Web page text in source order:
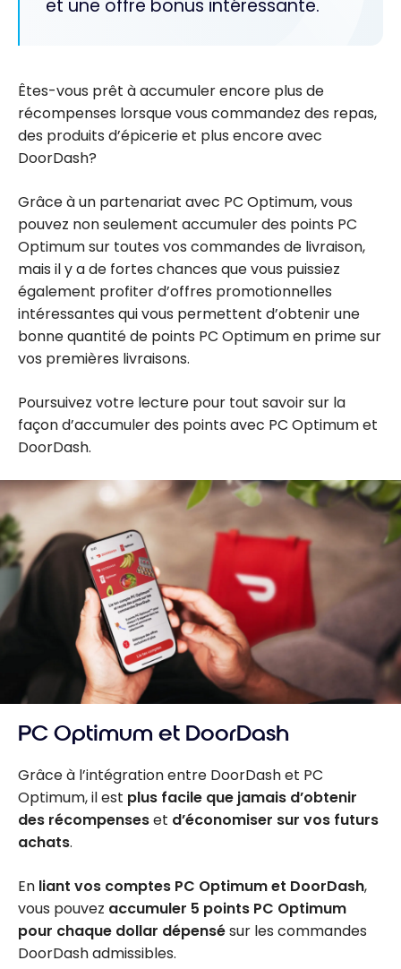
et une offre bonus intéressante.
Êtes-vous prêt à accumuler encore plus de
récompenses lorsque vous commandez des repas,
des produits d’épicerie et plus encore avec
DoorDash?
Grâce à un partenariat avec PC Optimum, vous
pouvez non seulement accumuler des points PC
Optimum sur toutes vos commandes de livraison,
mais il y a de fortes chances que vous puissiez
également profiter d’offres promotionnelles
intéressantes qui vous permettent d’obtenir une
bonne quantité de points PC Optimum en prime sur
vos premières livraisons.
Poursuivez votre lecture pour tout savoir sur la
façon d’accumuler des points avec PC Optimum et
DoorDash.
PC Optimum et DoorDash
Grâce à l’intégration entre DoorDash et PC
Optimum, il est plus facile que jamais d’obtenir
des récompenseset d’économiser sur vos futurs
achats.
En liant vos comptes PC Optimum et DoorDash,
vous pouvez accumuler 5 points PC Optimum
pour chaque dollar dépensésur les commandes
DoorDash admissibles.